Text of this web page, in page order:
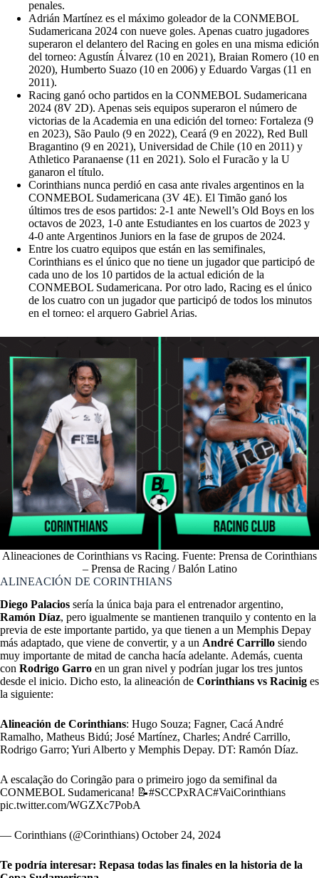
penales.
Adrián Martínez es el máximo goleador de la CONMEBOL
Sudamericana 2024 con nueve goles. Apenas cuatro jugadores
superaron el delantero del Racing en goles en una misma edición
del torneo: Agustín Álvarez (10 en 2021), Braian Romero (10 en
2020), Humberto Suazo (10 en 2006) y Eduardo Vargas (11 en
2011).
Racing ganó ocho partidos en la CONMEBOL Sudamericana
2024 (8V 2D). Apenas seis equipos superaron el número de
victorias de la Academia en una edición del torneo: Fortaleza (9
en 2023), São Paulo (9 en 2022), Ceará (9 en 2022), Red Bull
Bragantino (9 en 2021), Universidad de Chile (10 en 2011) y
Athletico Paranaense (11 en 2021). Solo el Furacão y la U
ganaron el título.
Corinthians nunca perdió en casa ante rivales argentinos en la
CONMEBOL Sudamericana (3V 4E). El Timão ganó los
últimos tres de esos partidos: 2-1 ante Newell’s Old Boys en los
octavos de 2023, 1-0 ante Estudiantes en los cuartos de 2023 y
4-0 ante Argentinos Juniors en la fase de grupos de 2024.
Entre los cuatro equipos que están en las semifinales,
Corinthians es el único que no tiene un jugador que participó de
cada uno de los 10 partidos de la actual edición de la
CONMEBOL Sudamericana. Por otro lado, Racing es el único
de los cuatro con un jugador que participó de todos los minutos
en el torneo: el arquero Gabriel Arias.
Alineaciones de Corinthians vs Racing. Fuente: Prensa de Corinthians
– Prensa de Racing / Balón Latino
ALINEACIÓN DE CORINTHIANS
Diego Palacios sería la única baja para el entrenador argentino,
Ramón Díaz, pero igualmente se mantienen tranquilo y contento en la
previa de este importante partido, ya que tienen a un Memphis Depay
más adaptado, que viene de convertir, y a un André Carrillo siendo
muy importante de mitad de cancha hacía adelante. Además, cuenta
con Rodrigo Garro en un gran nivel y podrían jugar los tres juntos
desde el inicio. Dicho esto, la alineación de Corinthians vs Racinig es
la siguiente:
Alineación de Corinthians: Hugo Souza; Fagner, Cacá André
Ramalho, Matheus Bidú; José Martínez, Charles; André Carrillo,
Rodrigo Garro; Yuri Alberto y Memphis Depay. DT: Ramón Díaz.
A escalação do Coringão para o primeiro jogo da semifinal da
CONMEBOL Sudamericana! 📝#SCCPxRAC#VaiCorinthians
pic.twitter.com/WGZXc7PobA
— Corinthians (@Corinthians) October 24, 2024
Te podría interesar: Repasa todas las finales en la historia de la